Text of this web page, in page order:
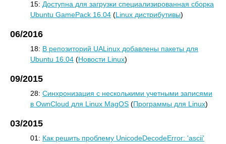
15: Доступна для загрузки специализированная сборка
Ubuntu GamePack 16.04 (Linux дистрибутивы)
06/2016
18: В репозиторий UALinux добавлены пакеты для
Ubuntu 16.04 (Новости Linux)
09/2015
28: Синхронизация с несколькими учетными записями
в OwnCloud для Linux MagOS (Программы для Linux)
03/2015
01: Как решить проблему UnicodeDecodeError: 'ascii'